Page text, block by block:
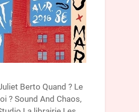
Berto Quand ? Le
? Sound And Chaos,